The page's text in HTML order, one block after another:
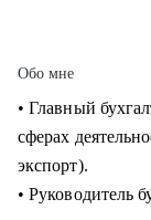
Обо мне
• Главный
сферах
экспорт).
• Руководитель